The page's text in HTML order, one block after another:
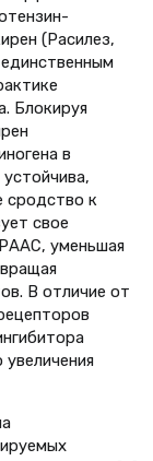
(Расилез,
Блокируя
в
сродство к
свое
уменьшая
В отличие от